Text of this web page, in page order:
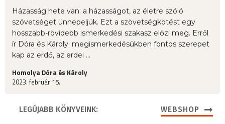
Házasság hete van: a házasságot, az életre szóló
szövetséget ünnepeljük. Ezt a szövetségkötést egy
hosszabb-rövidebb ismerkedési szakasz előzi meg. Erről
ír Dóra és Károly: megismerkedésükben fontos szerepet
kap az erdő, az erdei ...
Homolya Dóra és Károly
2023. február 15.
LEGÚJABB KÖNYVEINK: WEBSHOP